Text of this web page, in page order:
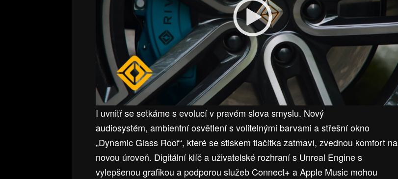
I uvnitř se setkáme s evolucí v pravém slova smyslu. Nový
audiosystém, ambientní osvětlení s volitelnými barvami a střešní okno
„Dynamic Glass Roof“, které se stiskem tlačítka zatmaví, zvednou komfort na
novou úroveň. Digitální klíč a uživatelské rozhraní s Unreal Engine s
vylepšenou grafikou a podporou služeb Connect+ a Apple Music mohou